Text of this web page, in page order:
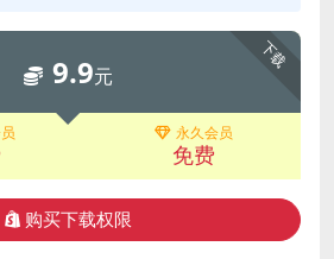
下载
9.9元
永久会员
免费
购买下载权限